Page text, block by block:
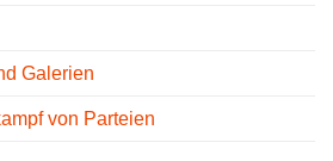
Galerien
von Parteien